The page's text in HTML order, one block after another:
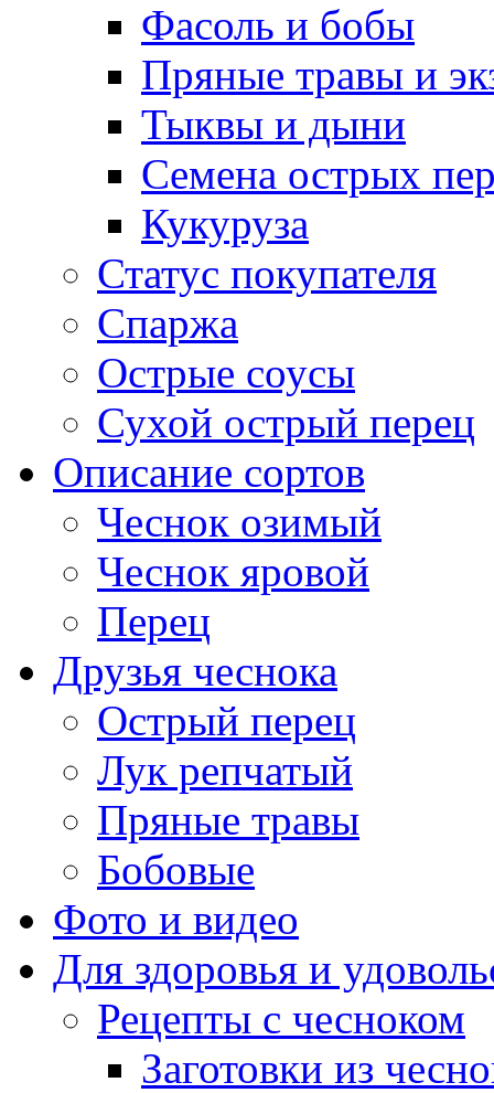
Фасоль и бобы
Пряные травы и
Тыквы и дыни
Семена острых
Кукуруза
Статус покупателя
Спаржа
Острые соусы
Сухой острый перец
Описание сортов
Чеснок озимый
Чеснок яровой
Перец
Друзья чеснока
Острый перец
Лук репчатый
Пряные травы
Бобовые
Фото и видео
Для здоровья и
Рецепты с чесноком
Заготовки из